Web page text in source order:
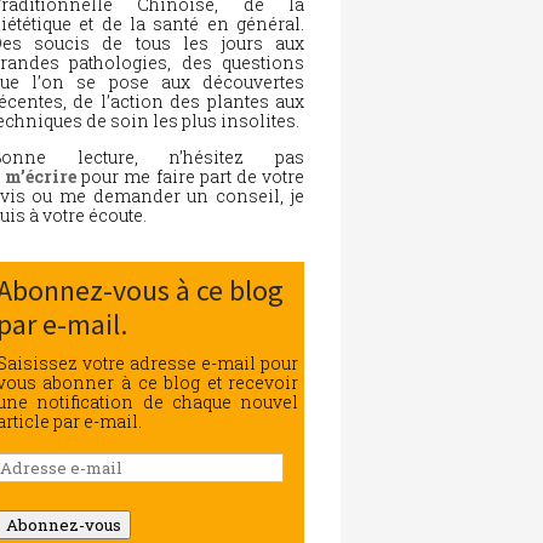
et de la santé en général.
soucis de tous les jours aux
pathologies, des questions
l’on se pose aux découvertes
de l’action des plantes aux
de soin les plus insolites.
lecture, n’hésitez pas
m’écrire pour me faire part de votre
ou me demander un conseil, je
à votre écoute.
vous à ce blog
par e-mail.
votre adresse e-mail pour
abonner à ce blog et recevoir
notification de chaque nouvel
par e-mail.
Abonnez-vous